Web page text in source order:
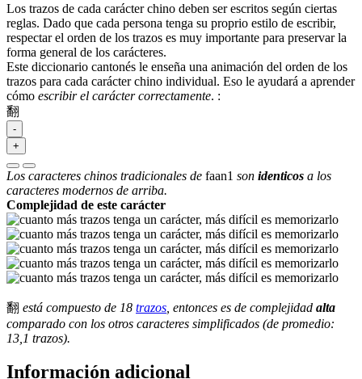
Los trazos de cada carácter chino deben ser escritos según ciertas
reglas. Dado que cada persona tenga su proprio estilo de escribir,
respectar el orden de los trazos es muy importante para preservar la
forma general de los carácteres.
Este diccionario cantonés le enseña una animación del orden de los
trazos para cada carácter chino individual. Eso le ayudará a aprender
cómo escribir el carácter correctamente. :
翻
-
+
Los caracteres chinos tradicionales de faan1 son identicos a los
caracteres modernos de arriba.
Complejidad de este carácter
翻 está compuesto de 18 trazos , entonces es de complejidad alta
comparado con los otros caracteres simplificados (de promedio:
13,1 trazos).
Información adicional